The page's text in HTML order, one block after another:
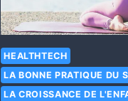
HEALTHTECH
LA BONNE PRATIQUE DU
LA CROISSANCE DE